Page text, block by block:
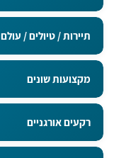
תיירות / טיולים / עולם
מקצועות שונים
רקעים אורגניים